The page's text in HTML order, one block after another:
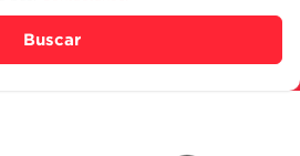
Buscar